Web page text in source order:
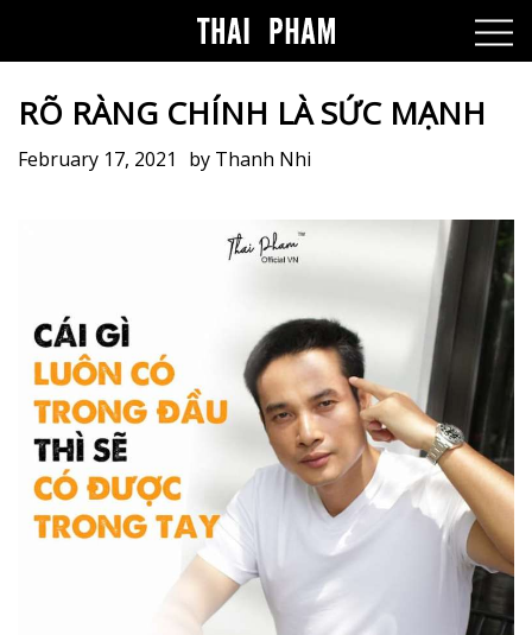
RÕ RÀNG CHÍNH LÀ SỨC MẠNH
February 17, 2021 by Thanh Nhi